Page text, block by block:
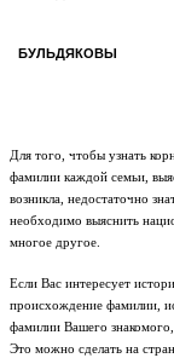
БУЛЬДЯКОВЫ
Для того, чтобы узнать
фамилии каждой семьи,
возникла, недостаточно
необходимо выяснить
многое другое.
Если Вас интересует
происхождение фамилии,
фамилии Вашего
Это можно сделать на